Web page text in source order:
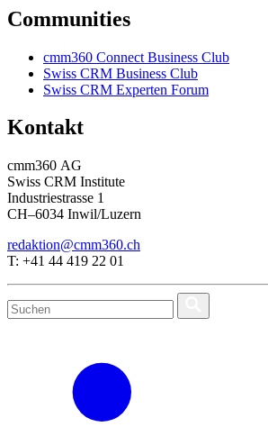
Communities
cmm360 Connect Business Club
Swiss CRM Business Club
Swiss CRM Experten Forum
Kontakt
cmm360 AG
Swiss CRM Institute
Industriestrasse 1
CH–6034 Inwil/Luzern
redaktion@cmm360.ch
T: +41 44 419 22 01